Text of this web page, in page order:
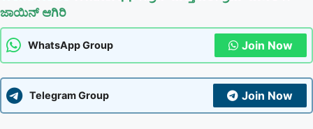
ಜಾಯಿನ್ ಆಗಿರಿ
WhatsApp Group Join Now
Telegram Group Join Now